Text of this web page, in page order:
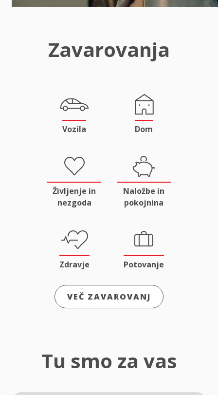
Zavarovanja
Vozila Dom
Življenje in
nezgoda
Naložbe in
pokojnina
Zdravje Potovanje
VEČ ZAVAROVANJ
Tu smo za vas